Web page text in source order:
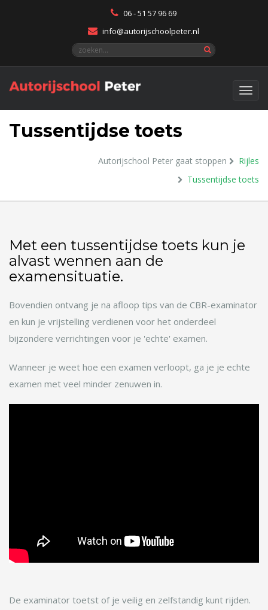
06 - 51 57 96 69
info@autorijschoolpeter.nl
Tussentijdse toets
Autorijschool Peter gaat stoppen
Rijles
Tussentijdse toets
Met een tussentijdse toets kun je
alvast wennen aan de
examensituatie.
Bovendien ontvang je na afloop tips van de CBR-examinator
en kun je vrijstelling verdienen voor het onderdeel
bijzondere verrichtingen voor je 'echte' examen.
Wanneer je weet hoe een examen verloopt, ga je je echte
examen met veel minder zenuwen in.
De examinator toetst of je veilig en zelfstandig kunt rijden.